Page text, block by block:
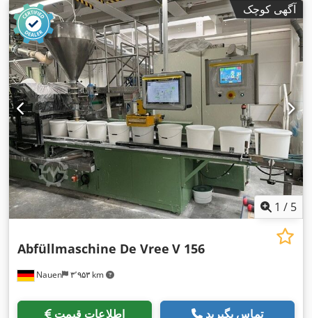
آگهی کوچک
1 / 5
Nauen ۳٬۹۵۳ km
Abfüllmaschine De Vree V 156
اطلاعات قیمت تماس بگیرید